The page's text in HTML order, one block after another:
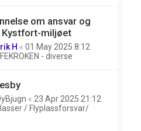
om ansvar og
miljøet
H « 01 May 2025 8:12
- diverse
« 23 Apr 2025 21:12
/ Flyplassforsvar/